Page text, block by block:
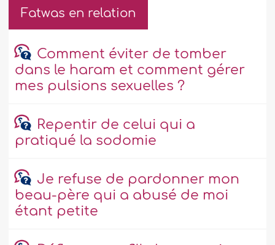
Fatwas en relation
Comment éviter de tomber
dans le haram et comment gérer
mes pulsions sexuelles ?
Repentir de celui qui a
pratiqué la sodomie
Je refuse de pardonner mon
beau-père qui a abusé de moi
étant petite